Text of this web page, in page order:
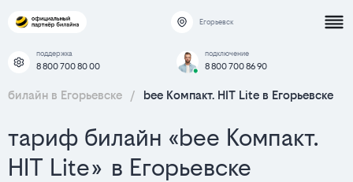
Егорьевск
поддержка
8 800 700 80 00
подключение
8 800 700 86 90
билайн в Егорьевске / bee Компакт. HIT Lite в Егорьевске
тариф билайн «bee Компакт.
HIT Lite» в Егорьевске